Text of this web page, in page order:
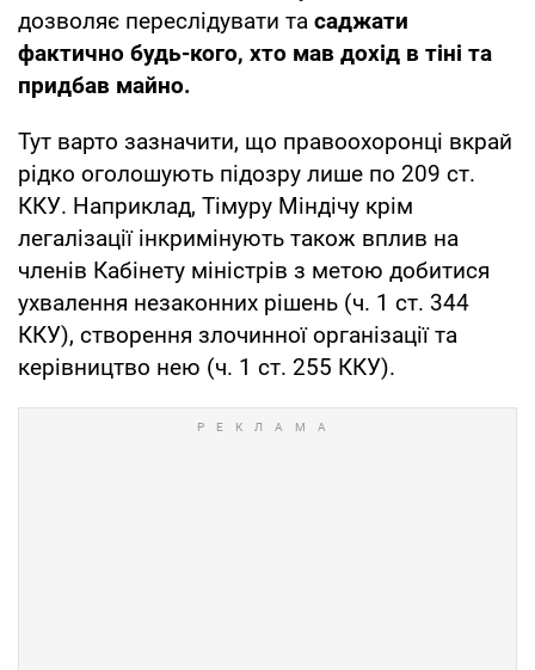
дозволяє переслідувати та саджати
фактично будь-кого, хто мав дохід в тіні та
придбав майно.
Тут варто зазначити, що правоохоронці вкрай
рідко оголошують підозру лише по 209 ст.
ККУ. Наприклад, Тімуру Міндічу крім
легалізації інкримінують також вплив на
членів Кабінету міністрів з метою добитися
ухвалення незаконних рішень (ч. 1 ст. 344
ККУ), створення злочинної організації та
керівництво нею (ч. 1 ст. 255 ККУ).